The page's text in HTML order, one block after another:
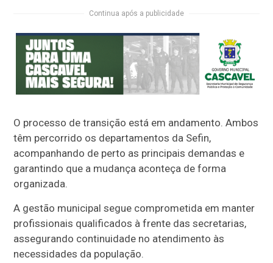
Continua após a publicidade
O processo de transição está em andamento. Ambos
têm percorrido os departamentos da Sefin,
acompanhando de perto as principais demandas e
garantindo que a mudança aconteça de forma
organizada.
A gestão municipal segue comprometida em manter
profissionais qualificados à frente das secretarias,
assegurando continuidade no atendimento às
necessidades da população.